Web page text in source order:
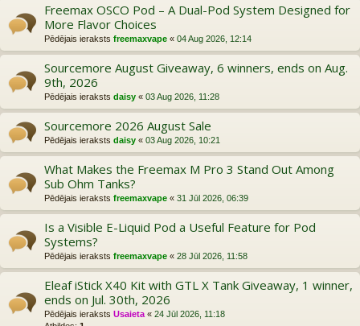
Freemax OSCO Pod – A Dual-Pod System Designed for
More Flavor Choices
Pēdējais ieraksts freemaxvape « 04 Aug 2026, 12:14
Sourcemore August Giveaway, 6 winners, ends on Aug.
9th, 2026
Pēdējais ieraksts daisy « 03 Aug 2026, 11:28
Sourcemore 2026 August Sale
Pēdējais ieraksts daisy « 03 Aug 2026, 10:21
What Makes the Freemax M Pro 3 Stand Out Among
Sub Ohm Tanks?
Pēdējais ieraksts freemaxvape « 31 Jūl 2026, 06:39
Is a Visible E-Liquid Pod a Useful Feature for Pod
Systems?
Pēdējais ieraksts freemaxvape « 28 Jūl 2026, 11:58
Eleaf iStick X40 Kit with GTL X Tank Giveaway, 1 winner,
ends on Jul. 30th, 2026
Pēdējais ieraksts Usaieta « 24 Jūl 2026, 11:18